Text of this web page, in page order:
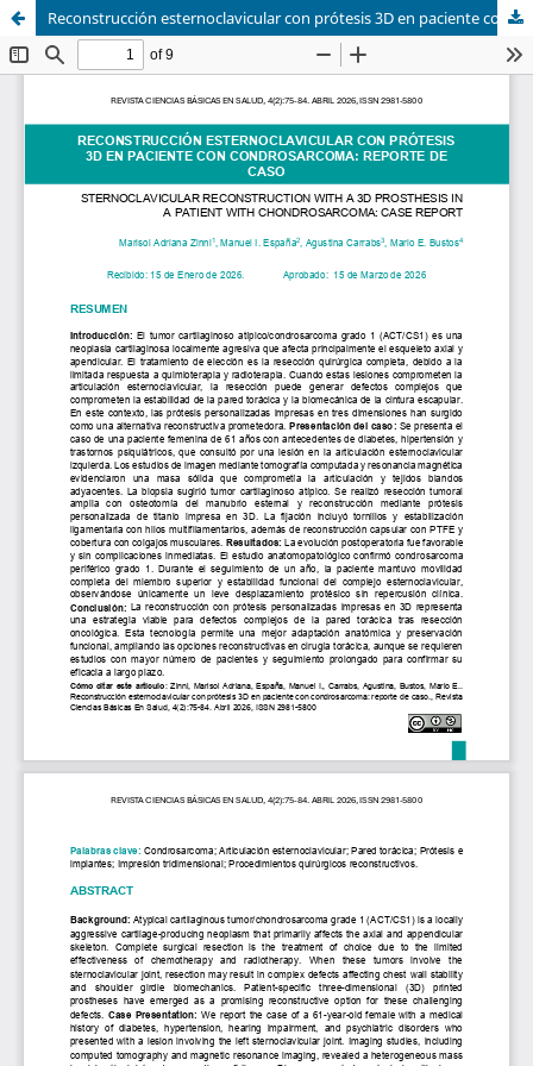
Reconstrucción esternoclavicular con prótesis 3D en paciente con condrosarcoma: reporte de caso